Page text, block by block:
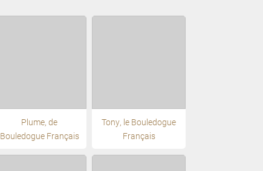
Plume, de
Bouledogue Français
Tony, le Bouledogue
Français